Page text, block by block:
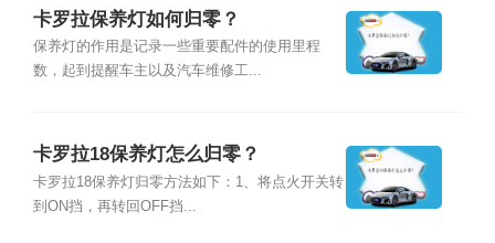
卡罗拉保养灯如何归零？
保养灯的作用是记录一些重要配件的使用里程
数，起到提醒车主以及汽车维修工...
卡罗拉18保养灯怎么归零？
卡罗拉18保养灯归零方法如下：1、将点火开关转
到ON挡，再转回OFF挡...